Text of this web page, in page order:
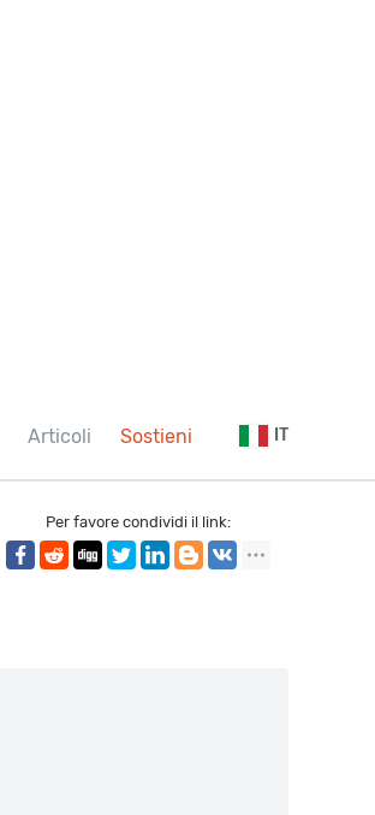
Articoli Sostieni IT
Per favore condividi il link: